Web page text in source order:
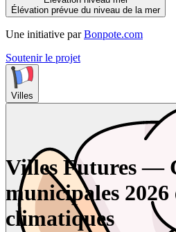
Élévation prévue du niveau de la mer
Une initiative par Bonpote.com
Soutenir le projet
Villes
Villes Futures —
municipales
climatiques